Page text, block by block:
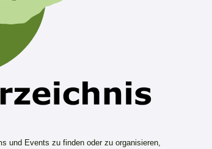
und Events zu finden oder zu organisieren,